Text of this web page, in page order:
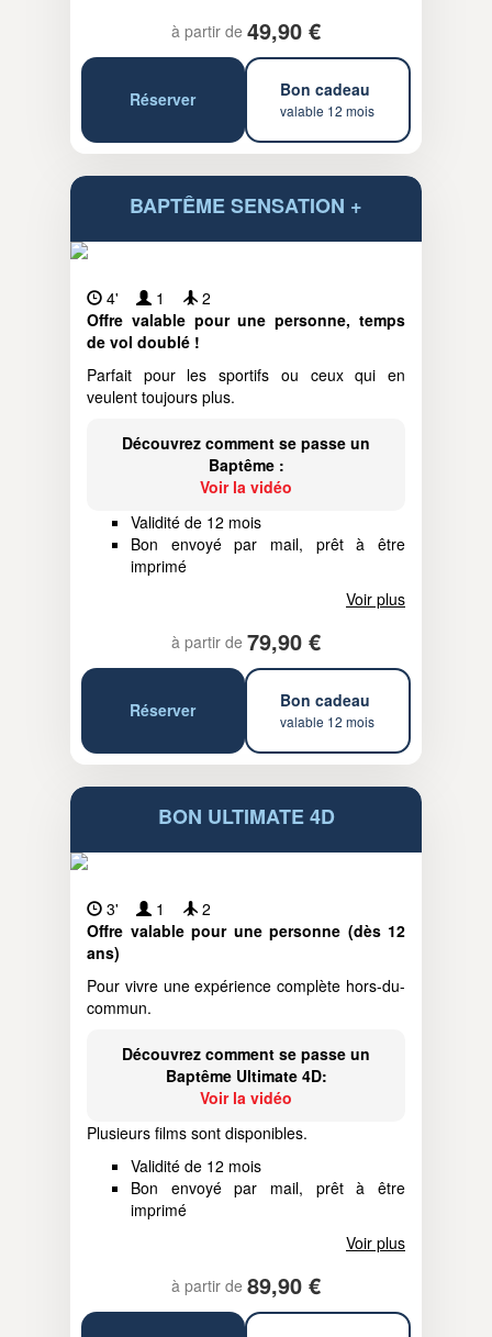
à partir de 49,90 €
Réserver Bon cadeau
valable 12 mois
BAPTÊME SENSATION +
4' 1
2
Offre valable pour une personne, temps
de vol doublé !
Parfait pour les sportifs ou ceux qui en
veulent toujours plus.
Découvrez comment se passe un
Baptême :
Voir la vidéo
Validité de 12 mois
Bon envoyé par mail, prêt à être
imprimé
Voir plus
à partir de 79,90 €
Réserver Bon cadeau
valable 12 mois
BON ULTIMATE 4D
3' 1
2
Offre valable pour une personne (dès 12
ans)
Pour vivre une expérience complète hors-du-
commun.
Découvrez comment se passe un
Baptême Ultimate 4D:
Voir la vidéo
Plusieurs films sont disponibles.
Validité de 12 mois
Bon envoyé par mail, prêt à être
imprimé
Voir plus
à partir de 89,90 €